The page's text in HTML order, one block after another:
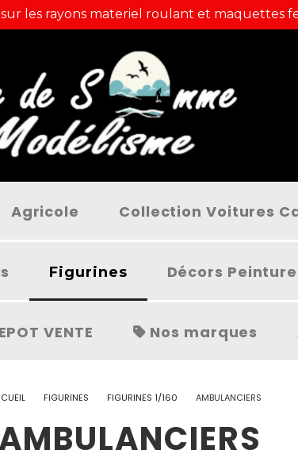
les rayons materiel roulant et maquettes
Agricole Collection Voitures
Figurines Décors
VENTE Nos marques
FIGURINES FIGURINES 1/160 AMBULANCIERS